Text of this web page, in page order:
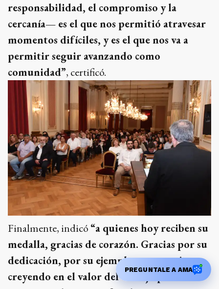
responsabilidad, el compromiso y la
cercanía— es el que nos permitió atravesar
momentos difíciles, y es el que nos va a
permitir seguir avanzando como
comunidad”, certificó.
Finalmente, indicó “a quienes hoy reciben su
medalla, gracias de corazón. Gracias por su
dedicación, por su ejemplo, por seguir
creyendo en el valor del trabajo público. Y
PREGUNTALE A AMA